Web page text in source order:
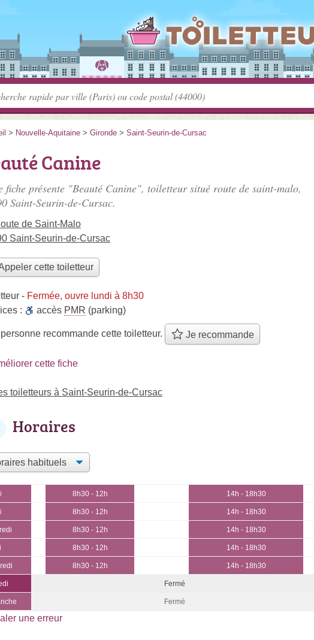
> Nouvelle-Aquitaine > Gironde > Saint-Seurin-de-Cursac
Canine
fiche présente "Beauté Canine", toiletteur situé route de saint-malo,
Saint-Seurin-de-Cursac.
de Saint-Malo
Saint-Seurin-de-Cursac
cette toiletteur
- Fermée, ouvre lundi à 8h30
:
accès PMR (parking)
recommande cette toiletteur. Je recommande
cette fiche
toiletteurs à Saint-Seurin-de-Cursac
Horaires
8h30 - 12h 14h - 18h30
8h30 - 12h 14h - 18h30
8h30 - 12h 14h - 18h30
8h30 - 12h 14h - 18h30
8h30 - 12h 14h - 18h30
Fermé
Fermé
une erreur